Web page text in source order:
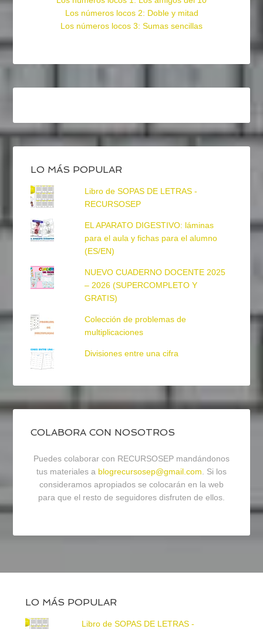
Los números locos 2: Doble y mitad
Los números locos 3: Sumas sencillas
LO MÁS POPULAR
Libro de SOPAS DE LETRAS -
RECURSOSEP
EL APARATO DIGESTIVO: láminas
para el aula y fichas para el alumno
(ES/EN)
NUEVO CUADERNO DOCENTE 2025
– 2026 (SUPERCOMPLETO Y
GRATIS)
Colección de problemas de
multiplicaciones
Divisiones entre una cifra
COLABORA CON NOSOTROS
Puedes colaborar con RECURSOSEP mandándonos
tus materiales a blogrecursosep@gmail.com. Si los
consideramos apropiados se colocarán en la web
para que el resto de seguidores disfruten de ellos.
LO MÁS POPULAR
Libro de SOPAS DE LETRAS -